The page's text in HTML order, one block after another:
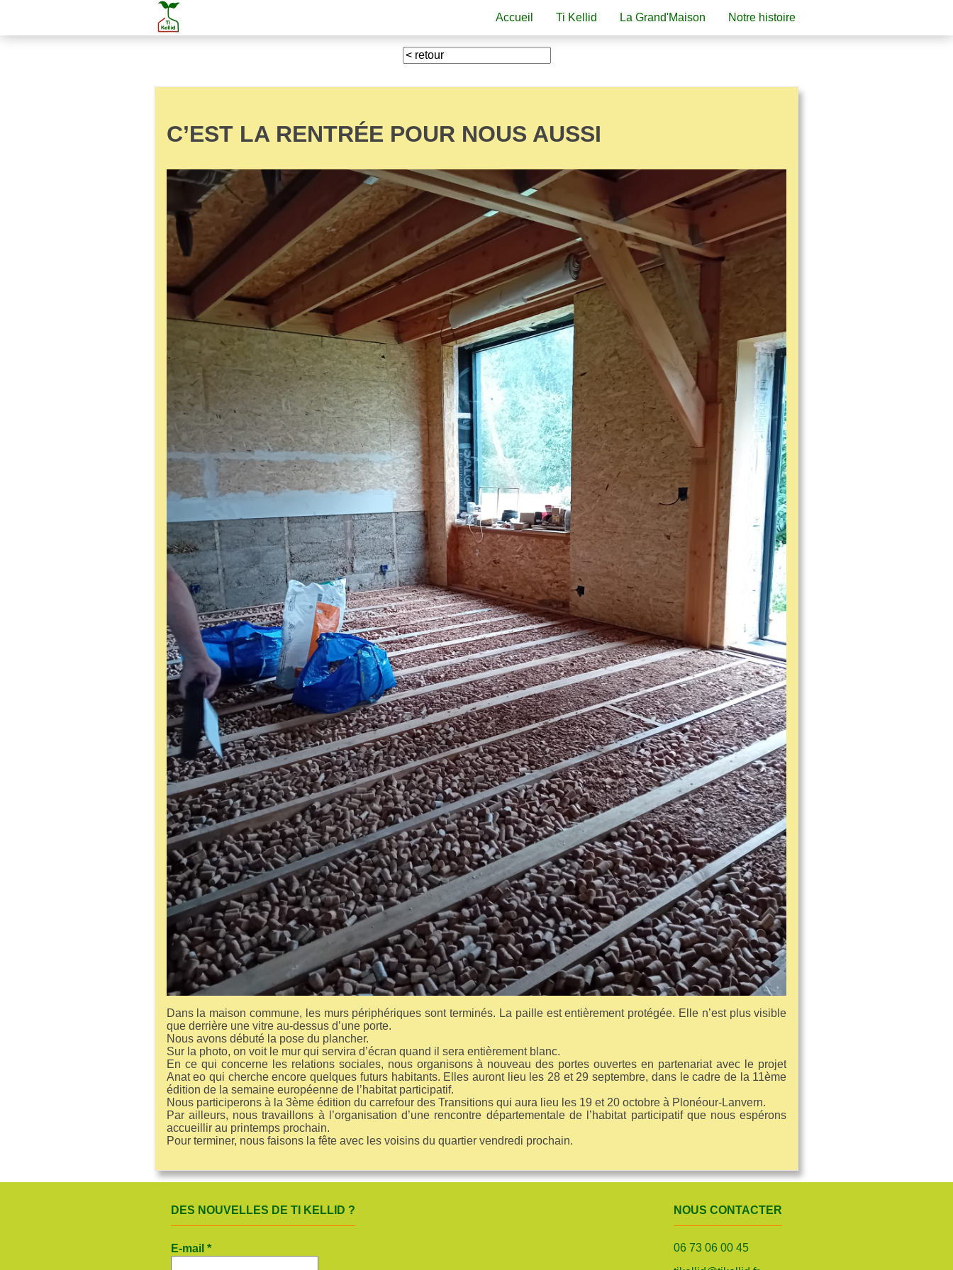
Notre histoire
La Grand'Maison
Ti Kellid
Accueil
C’EST LA RENTRÉE POUR NOUS AUSSI
Dans la maison commune, les murs périphériques sont terminés. La paille est entièrement protégée. Elle n’est plus visible
que derrière une vitre au-dessus d’une porte.
Nous avons débuté la pose du plancher.
Sur la photo, on voit le mur qui servira d’écran quand il sera entièrement blanc.
En ce qui concerne les relations sociales, nous organisons à nouveau des portes ouvertes en partenariat avec le projet
Anat eo qui cherche encore quelques futurs habitants. Elles auront lieu les 28 et 29 septembre, dans le cadre de la 11ème
édition de la semaine européenne de l’habitat participatif.
Nous participerons à la 3ème édition du carrefour des Transitions qui aura lieu les 19 et 20 octobre à Plonéour-Lanvern.
Par ailleurs, nous travaillons à l’organisation d’une rencontre départementale de l’habitat participatif que nous espérons
accueillir au printemps prochain.
Pour terminer, nous faisons la fête avec les voisins du quartier vendredi prochain.
DES NOUVELLES DE TI KELLID ?
E-mail *
NOUS CONTACTER
06 73 06 00 45